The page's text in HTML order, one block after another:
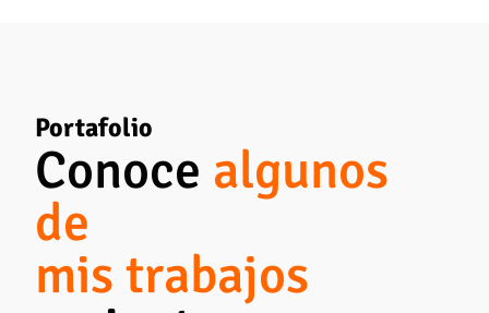
Portafolio
Conoce algunos
de
mis trabajos